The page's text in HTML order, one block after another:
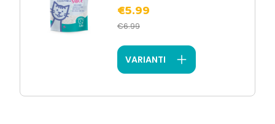
€5.99
€6.99
VARIANTI